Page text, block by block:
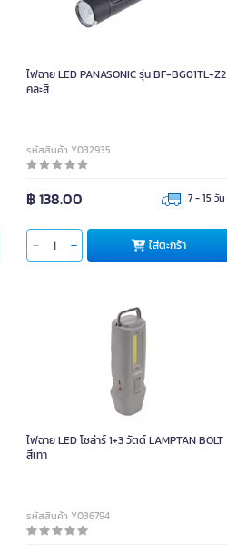
ไฟฉาย LED PANASONIC รุ่น BF-BG01TL-Z2
คละสี
รหัสสินค้า Y032935
฿ 138.00 7 - 15 วัน
ใส่ตะกร้า
ไฟฉาย LED โซล่าร์ 1+3 วัตต์ LAMPTAN BOLT
สีเทา
รหัสสินค้า Y036794